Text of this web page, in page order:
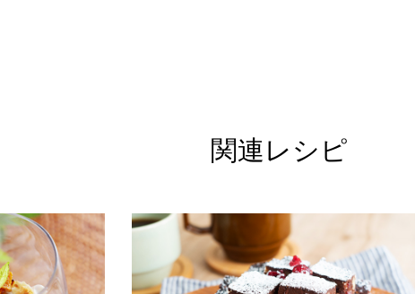
関連レシピ